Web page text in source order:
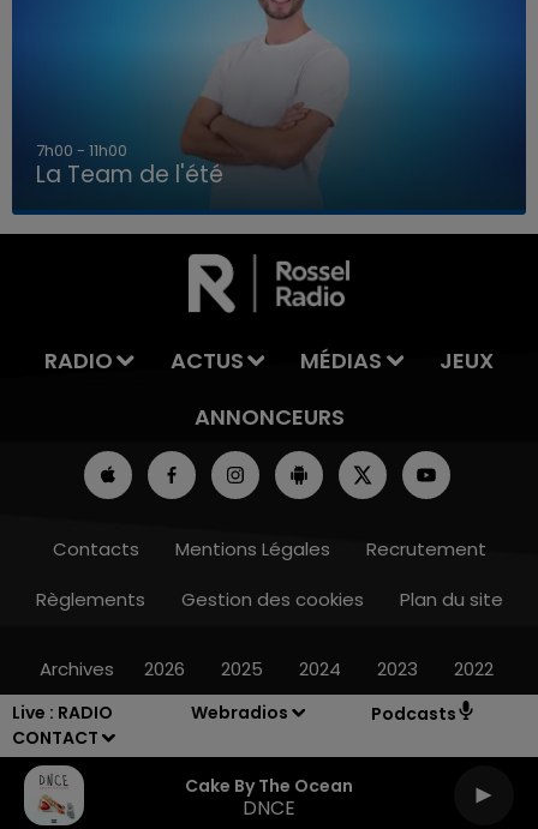
Live : RADIO
CONTACT
Webradios Podcasts
Cake By The Ocean
DNCE
LA TEAM DE L'ÉTÉ
7h00 - 11h00
La Team de l'été
RADIO ACTUS MÉDIAS
JEUX
ANNONCEURS
Contacts Mentions Légales
Recrutement
Règlements
Gestion des cookies Plan du site
Archives 2026 2025 2024 2023 2022